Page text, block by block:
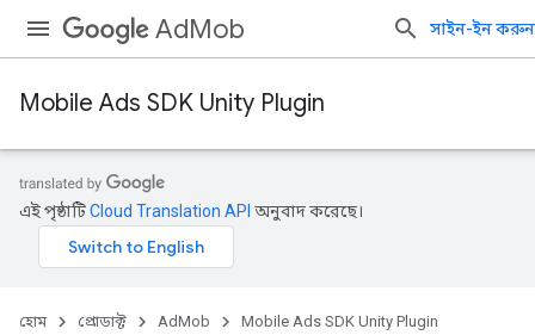
AdMob সাইন-ইন করুন
Mobile Ads SDK Unity Plugin
এই পৃষ্ঠাটিCloud Translation API অনুবাদ করেছে।
হোম প্রোডাক্ট AdMob Mobile Ads SDK Unity Plugin